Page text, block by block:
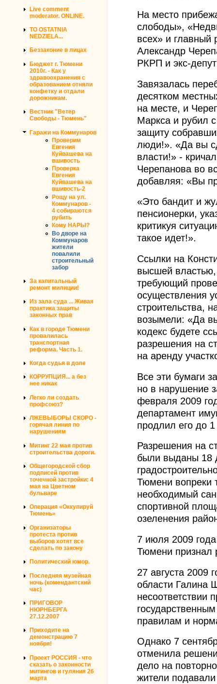
Live comment
moderator. ONLINE.
TO OSTATNIA
NEDZIELA...
Беззаконие в лицах
Бюджет г. Тюмени
2010г. - Как у
здравоохранения с
образованием отняли
конфетку и отдали
дорожникам.
Вестник "Ветер
Свободы - Тюмень"
Гаражи на Коммунаров
Проверим
Евгения
Куйвашева на
вшивость
Проверка
Евгения
Куйвашева на
вшивость-2
Рощу на ул.
Коммунаров -
4 собираются
рубить
Кому НАРЫ?
Во дворе на
Коммунаров
жители
повалили
строительный
забор
За капитальный
ремонт милиции!
Из зала суда ... Живая
практика защиты
законных прав
Как в городе Тюмени
провалилась
транспортная
реформа. Часть 1.
Когда судья в доле
КОРРУПЦИЯ... а без
нее никак
Легко ли создать
профсоюз?
ЛЖЕВЫБОРЫ СКОРО -
горячая линия по
нарушениям
Митинг 22 мая против
строительства дороги.
Общегородской сбор
подписей против
точечной застройки: 4
мая на Цветном
бульваре
Операция «Оккупируй
Тюмень»
Организаторы
протеста против
выборов хотят все
сделать по закону
Политический юмор.
Последняя музейная
ночь (комендантский
час)
ПРИГОВОР
НЮРНБЕРГА
27.12.2007
Приходите на
демонстрацию 7
ноября!
Проект РОССИЯ - что
сказать о законности
митингов и гуляния 26
марта
На место
слободы»,
всех» и главный
Александр
РКРП и экс-
Завязалась
десятком
на месте, и
Маркса и рубил
защиту
люди!». «Да вы
власти!» -
Черепанова во
добавляя: «Вы
«Это бандит и
пенсионерки,
критикуя
такое идет!».
Ссылки на
высшей властью,
требующий
осуществления
строительства,
возымели: «Да
кодекс будете
разрешения на
на аренду
Все эти бумаги
но в нарушение
февраля 2009
департамент
продлил его до
Разрешения на
были выданы 18
Тюмени вопреки
необходимый
спортивной
озеленения
7 июля 2009
Тюмени признал
27 августа 2009
области Галина
несоответствии
правилам и
Однако 7
отменила
дело на
жители